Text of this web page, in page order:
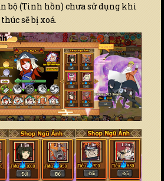
bộ (Tinh hồn) chưa sử dụng khi
sẽ bị xoá.